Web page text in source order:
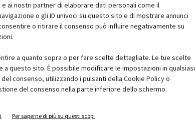
ai nostri partner di elaborare dati personali come il
o gli ID univoci su questo sito e di mostrare annunci
o ritirare il consenso può influire negativamente su
a quanto sopra o per fare scelte dettagliate. Le tue scelte
a questo sito. È possibile modificare le impostazioni in qualsiasi
consenso, utilizzando i pulsanti della Cookie Policy o
del consenso nella parte inferiore dello schermo.
Per saperne di più su questi scopi